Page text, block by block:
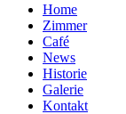
Home
Zimmer
Café
News
Historie
Galerie
Kontakt